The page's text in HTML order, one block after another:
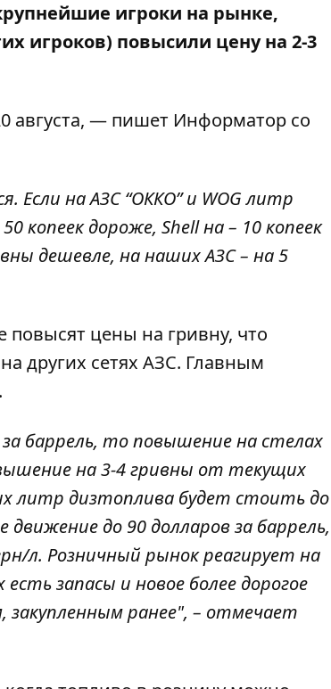
игроки на рынке,
игроков) повысили цену на 2-3
августа, — пишет Информатор со
Если на АЗС “ОККО” и WOG литр
копеек дороже, Shell на – 10 копеек
дешевле, на наших АЗС – на 5
повысят цены на гривну, что
других сетях АЗС. Главным
баррель, то повышение на стелах
на 3-4 гривны от текущих
литр дизтоплива будет стоить до
до 90 долларов за баррель,
л. Розничный рынок реагирует на
есть запасы и новое более дорогое
закупленным ранее", – отмечает